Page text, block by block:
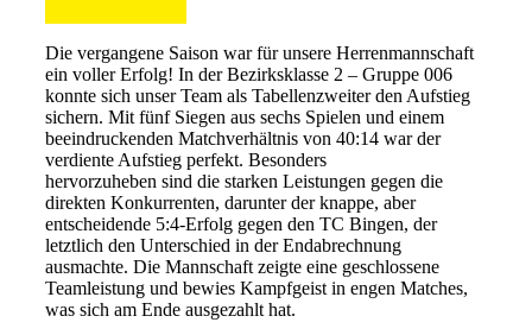
Die vergangene Saison war für unsere Herrenmannschaft
ein voller Erfolg! In der Bezirksklasse 2 – Gruppe 006
konnte sich unser Team als Tabellenzweiter den Aufstieg
sichern. Mit fünf Siegen aus sechs Spielen und einem
beeindruckenden Matchverhältnis von 40:14 war der
verdiente Aufstieg perfekt. Besonders
hervorzuheben sind die starken Leistungen gegen die
direkten Konkurrenten, darunter der knappe, aber
entscheidende 5:4-Erfolg gegen den TC Bingen, der
letztlich den Unterschied in der Endabrechnung
ausmachte. Die Mannschaft zeigte eine geschlossene
Teamleistung und bewies Kampfgeist in engen Matches,
was sich am Ende ausgezahlt hat.